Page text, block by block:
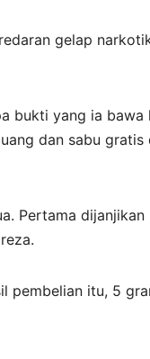
gelap
bukti yang ia bawa
dan sabu gratis
Pertama dijanjikan
pembelian itu, 5